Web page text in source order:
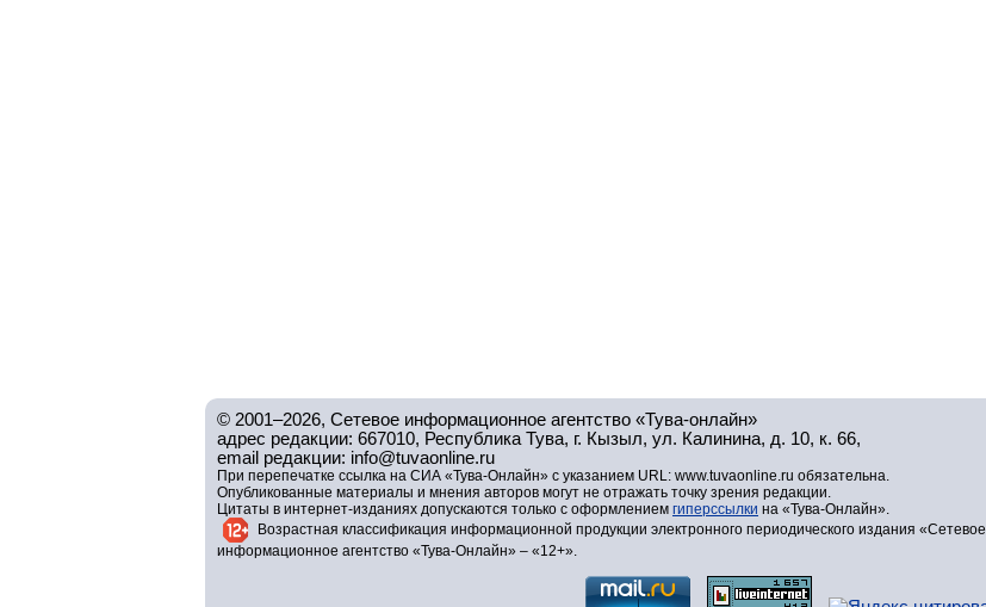
© 2001–2026, Сетевое информационное агентство «Тува-онлайн»
адрес редакции: 667010, Республика Тува, г. Кызыл, ул. Калинина, д. 10, к. 66,
email редакции: info@tuvaonline.ru
При перепечатке ссылка на СИА «Тува-Онлайн» с указанием URL: www.tuvaonline.ru обязательна.
Опубликованные материалы и мнения авторов могут не отражать точку зрения редакции.
Цитаты в интернет-изданиях допускаются только с оформлением гиперссылки на «Тува-Онлайн».
Возрастная классификация информационной продукции электронного периодического издания «Сетевое
информационное агентство «Тува-Онлайн» – «12+».